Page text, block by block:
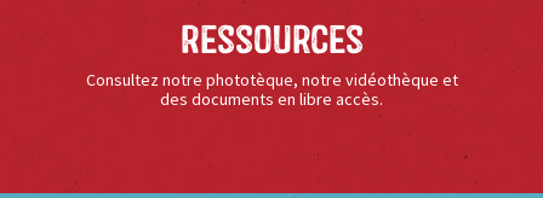
Ressources
Consultez notre phototèque, notre vidéothèque et
des documents en libre accès.